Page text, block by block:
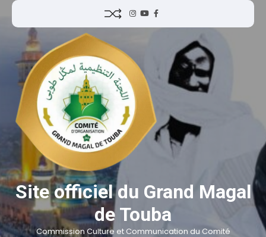
Site officiel du Grand Magal
de Touba
Commission Culture et Communication du Comité